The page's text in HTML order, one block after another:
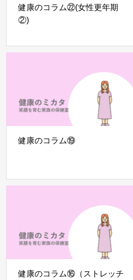
健康のコラム㉒(女性更年期
②)
健康のコラム⑲
健康のコラム⑯（ストレッチ